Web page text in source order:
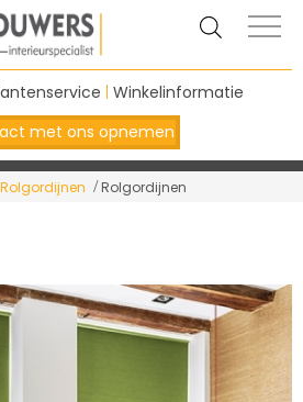
| Winkelinformatie
met ons opnemen
Rolgordijnen Rolgordijnen